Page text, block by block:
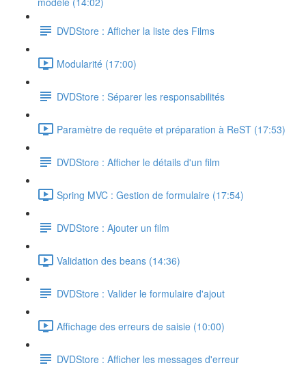
DVDStore : Afficher la liste des Films
Modularité (17:00)
DVDStore : Séparer les responsabilités
Paramètre de requête et préparation à ReST (17:53)
DVDStore : Afficher le détails d'un film
Spring MVC : Gestion de formulaire (17:54)
DVDStore : Ajouter un film
Validation des beans (14:36)
DVDStore : Valider le formulaire d'ajout
Affichage des erreurs de saisie (10:00)
DVDStore : Afficher les messages d'erreur